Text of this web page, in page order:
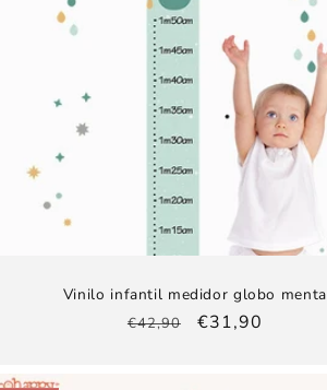
Vinilo infantil medidor globo menta
Precio
€42,90
Precio
€31,90